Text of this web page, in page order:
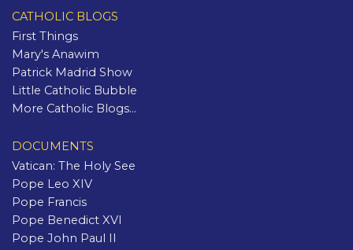
CATHOLIC BLOGS
First Things
Mary's Anawim
Patrick Madrid Show
Little Catholic Bubble
More Catholic Blogs...
DOCUMENTS
Vatican: The Holy See
Pope Leo XIV
Pope Francis
Pope Benedict XVI
Pope John Paul II